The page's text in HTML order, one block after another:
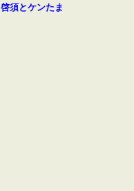
啓須とケンたま